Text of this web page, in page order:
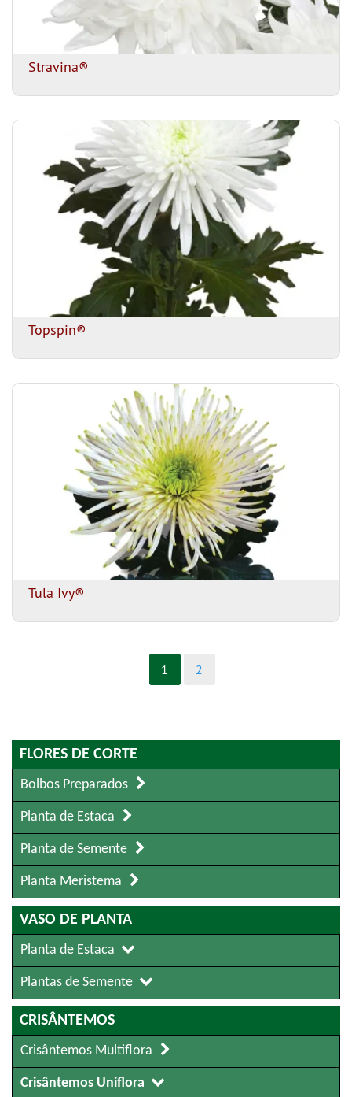
FLORES DE CORTE
Bolbos Preparados
Planta de Estaca
Planta de Semente
Planta Meristema
VASO DE PLANTA
Planta de Estaca
Plantas de Semente
CRISÂNTEMOS
Crisântemos Multiflora
Crisântemos Uniflora
Stravina®
Topspin®
Tula Ivy®
1 2